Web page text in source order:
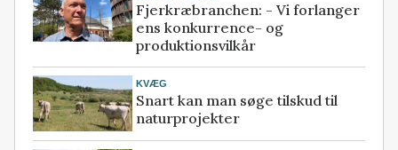
Fjerkræbranchen: - Vi forlanger
ens konkurrence- og
produktionsvilkår
KVÆG
Snart kan man søge tilskud til
naturprojekter